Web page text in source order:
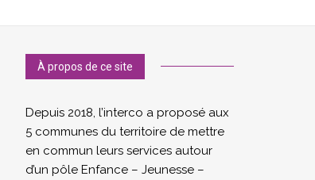
À propos de ce site
Depuis 2018, l’interco a proposé aux
5 communes du territoire de mettre
en commun leurs services autour
d’un pôle Enfance – Jeunesse –